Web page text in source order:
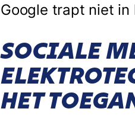
Google trapt niet
SOCIALE
HET